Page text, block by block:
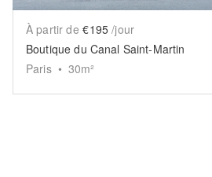
À partir de €195 /jour
Boutique du Canal Saint-Martin
Paris • 30m²